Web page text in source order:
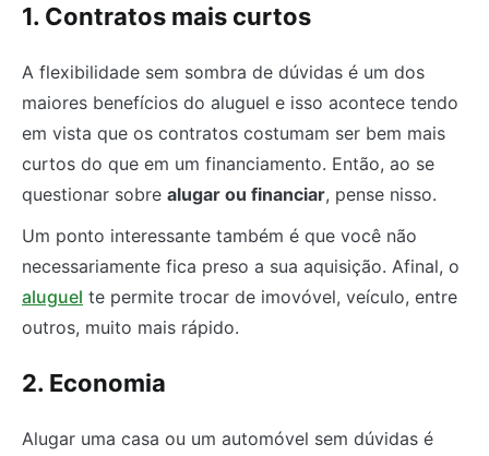
1. Contratos mais curtos
A flexibilidade sem sombra de dúvidas é um dos
maiores benefícios do aluguel e isso acontece tendo
em vista que os contratos costumam ser bem mais
curtos do que em um financiamento. Então, ao se
questionar sobre alugar ou financiar, pense nisso.
Um ponto interessante também é que você não
necessariamente fica preso a sua aquisição. Afinal, o
aluguel te permite trocar de imovóvel, veículo, entre
outros, muito mais rápido.
2. Economia
Alugar uma casa ou um automóvel sem dúvidas é